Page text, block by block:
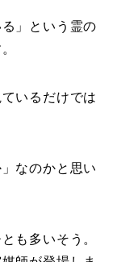
」という霊の
いるだけでは
なのかと思い
も多いそう。